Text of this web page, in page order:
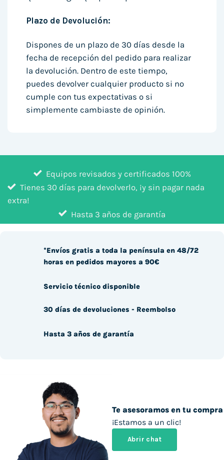
Plazo de Devolución:
Dispones de un plazo de 30 días desde la
fecha de recepción del pedido para realizar
la devolución. Dentro de este tiempo,
puedes devolver cualquier producto si no
cumple con tus expectativas o si
simplemente cambiaste de opinión.
Equipos revisados y certificados 100%
Tienes 30 días para devolverlo, ¡y sin pagar nada
extra!
Hasta 3 años de garantía
Te asesoramos en tu compra
¡Estamos a un clic!
Abrir chat
*Envíos gratis a toda la península en 48/72
horas en pedidos mayores a 90€
Servicio técnico disponible
30 días de devoluciones - Reembolso
Hasta 3 años de garantía